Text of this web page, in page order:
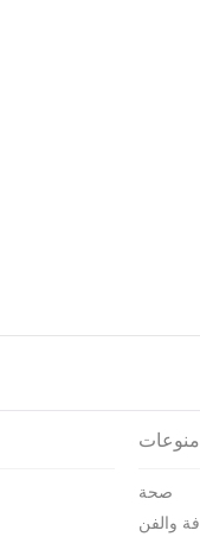
منوعات
صحة
والفن